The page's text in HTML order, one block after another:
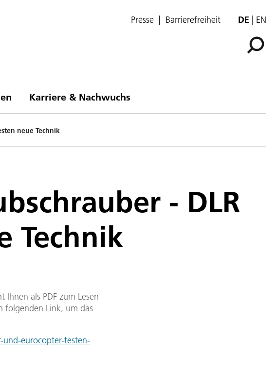
Presse Barrierefreiheit DE EN
Karriere & Nachwuchs
neue Technik
- DLR
Technik
als PDF zum Lesen
folgenden Link, um das
eurocopter-testen-